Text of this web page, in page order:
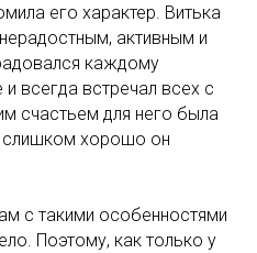
его характер. Витька
активным и
каждому
всегда встречал всех с
счастьем для него была
слишком хорошо он
с такими особенностями
Поэтому, как только у